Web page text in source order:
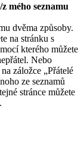
mého seznamu
dvěma způsoby.
na stránku s
kterého můžete
Nebo
záložce „Přátelé
ze seznamů
stránce můžete